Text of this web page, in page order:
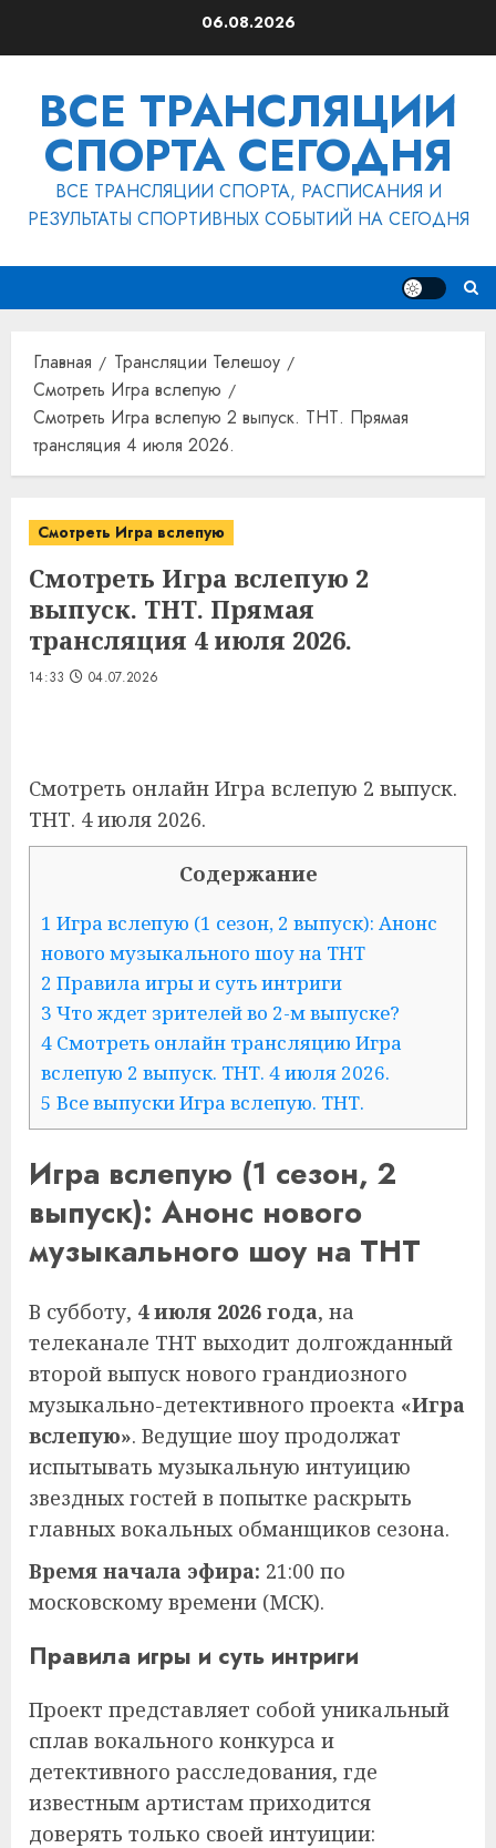
06.08.2026
ВСЕ ТРАНСЛЯЦИИ
СПОРТА СЕГОДНЯ
ВСЕ ТРАНСЛЯЦИИ СПОРТА, РАСПИСАНИЯ И
РЕЗУЛЬТАТЫ СПОРТИВНЫХ СОБЫТИЙ НА СЕГОДНЯ
Главная
Трансляции Телешоу
Смотреть Игра вслепую
Смотреть Игра вслепую 2 выпуск. ТНТ. Прямая
трансляция 4 июля 2026.
Смотреть Игра вслепую
Смотреть Игра вслепую 2
выпуск. ТНТ. Прямая
трансляция 4 июля 2026.
14:33 04.07.2026
Смотреть онлайн Игра вслепую 2 выпуск.
ТНТ. 4 июля 2026.
Содержание
1 Игра вслепую (1 сезон, 2 выпуск): Анонс
нового музыкального шоу на ТНТ
2 Правила игры и суть интриги
3 Что ждет зрителей во 2-м выпуске?
4 Смотреть онлайн трансляцию Игра
вслепую 2 выпуск. ТНТ. 4 июля 2026.
5 Все выпуски Игра вслепую. ТНТ.
Игра вслепую (1 сезон, 2
выпуск): Анонс нового
музыкального шоу на ТНТ
В субботу, 4 июля 2026 года, на
телеканале ТНТ выходит долгожданный
второй выпуск нового грандиозного
музыкально-детективного проекта «Игра
вслепую». Ведущие шоу продолжат
испытывать музыкальную интуицию
звездных гостей в попытке раскрыть
главных вокальных обманщиков сезона.
Время начала эфира: 21:00 по
московскому времени (МСК).
Правила игры и суть интриги
Проект представляет собой уникальный
сплав вокального конкурса и
детективного расследования, где
известным артистам приходится
доверять только своей интуиции: